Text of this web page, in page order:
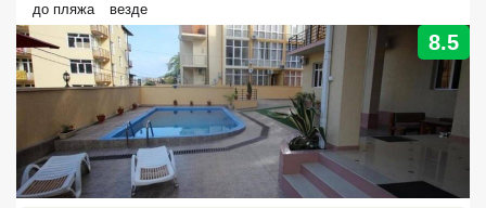
до пляжа везде
8.5
Северный Гоа
Южный Гоа
Абхазия
Большой Сочи